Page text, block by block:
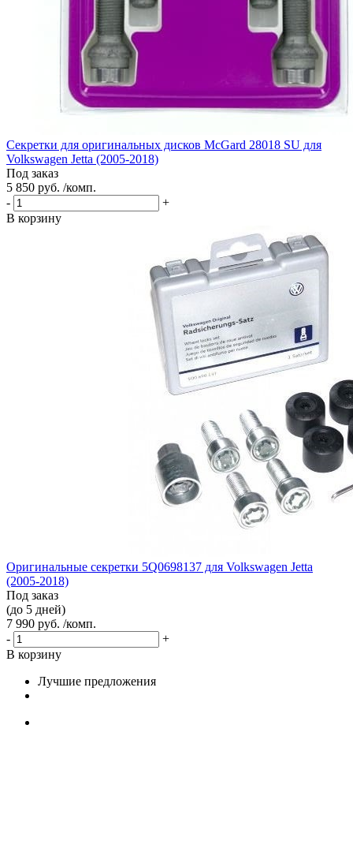
Секретки для оригинальных дисков McGard 28018 SU для
Volkswagen Jetta (2005-2018)
Под заказ
5 850 руб. /комп.
-
+
В корзину
Оригинальные секретки 5Q0698137 для Volkswagen Jetta
(2005-2018)
Под заказ
(до 5 дней)
7 990 руб. /комп.
-
+
В корзину
Лучшие предложения